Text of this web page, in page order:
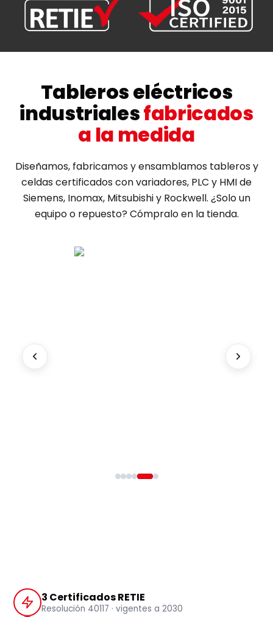
Tableros eléctricos
industrialesfabricados
a la medida
Diseñamos, fabricamos y ensamblamos tableros y
celdas certificados con variadores, PLC y HMI de
Siemens, Inomax, Mitsubishi y Rockwell. ¿Solo un
equipo o repuesto? Cómpralo en la tienda.
3 Certificados RETIE
Resolución 40117 · vigentes a 2030